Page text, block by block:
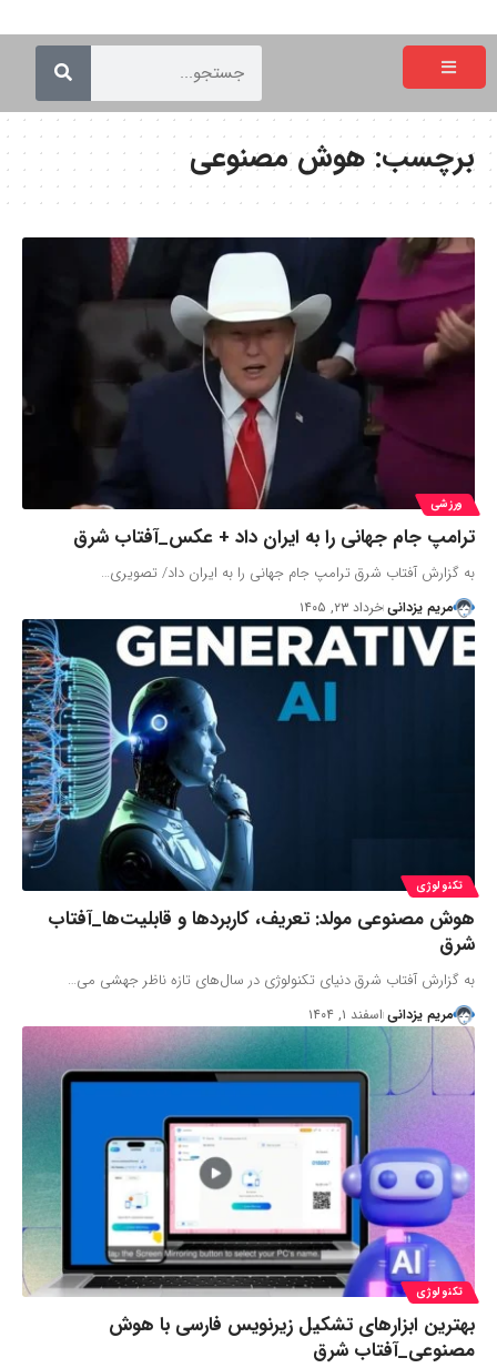
برچسب:هوش مصنوعی
ورزشی
ترامپ جام جهانی را به ایران داد + عکس_آفتاب شرق
به گزارش آفتاب شرق ترامپ جام جهانی را به ایران داد/ تصویری…
مریم یزدانی خرداد ۲۳, ۱۴۰۵
تکنولوژی
هوش مصنوعی مولد: تعریف، کاربردها و قابلیت‌ها_آفتاب
شرق
به گزارش آفتاب شرق دنیای تکنولوژی در سال‌های تازه ناظر جهشی می…
مریم یزدانی اسفند ۱, ۱۴۰۴
تکنولوژی
بهترین ابزارهای تشکیل زیرنویس فارسی با هوش
مصنوعی_آفتاب شرق